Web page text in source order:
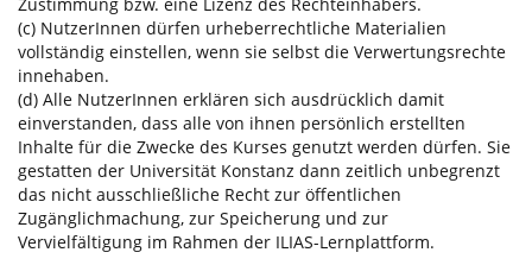
(c) NutzerInnen dürfen urheberrechtliche Materialien
vollständig einstellen, wenn sie selbst die Verwertungsrechte
innehaben.
(d) Alle NutzerInnen erklären sich ausdrücklich damit
einverstanden, dass alle von ihnen persönlich erstellten
Inhalte für die Zwecke des Kurses genutzt werden dürfen. Sie
gestatten der Universität Konstanz dann zeitlich unbegrenzt
das nicht ausschließliche Recht zur öffentlichen
Zugänglichmachung, zur Speicherung und zur
Vervielfältigung im Rahmen der ILIAS-Lernplattform.